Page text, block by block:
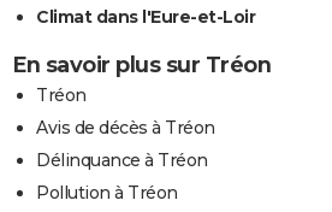
Climat dans l'Eure-et-Loir
En savoir plus sur Tréon
Tréon
Avis de décès à Tréon
Délinquance à Tréon
Pollution à Tréon